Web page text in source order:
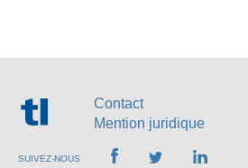
Contact
Mention juridique
SUIVEZ-NOUS